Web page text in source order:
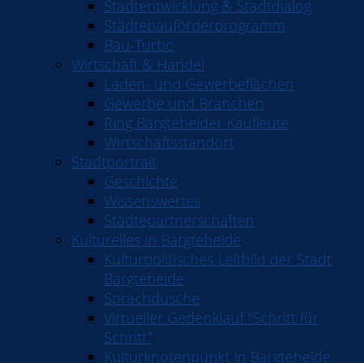
Stadtentwicklung & Stadtdialog
Städtebauförderprogramm
Bau-Turbo
Wirtschaft & Handel
Laden- und Gewerbeflächen
Gewerbe und Branchen
Ring Bargteheider Kaufleute
Wirtschaftsstandort
Stadtportrait
Geschichte
Wissenswertes
Städtepartnerschaften
Kulturelles in Bargteheide
Kulturpolitisches Leitbild der Stadt
Bargteheide
Sprachdusche
Virtueller Gedenklauf "Schritt für
Schritt"
Kulturknotenpunkt in Bargteheide